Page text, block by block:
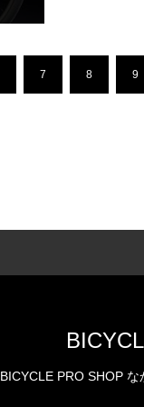
7 8 9
BICYCLE PRO SHOP な